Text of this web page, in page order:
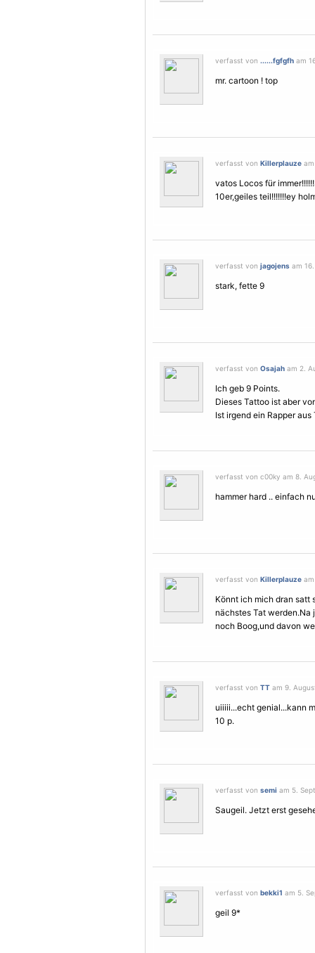
verfasst von ......fgfgfh am
mr. cartoon ! top
verfasst von Killerplauze
vatos Locos für
10er,geiles teil!!!!!!!ey
verfasst von jagojens am
stark, fette 9
verfasst von Osajah am 2.
Ich geb 9 Points.
Dieses Tattoo ist aber
Ist irgend ein Rapper aus
verfasst von c00ky am 8.
hammer hard .. einfach
verfasst von Killerplauze
Könnt ich mich dran satt
nächstes Tat werden.Na
noch Boog,und davon
verfasst von TT am 9.
uiiiii...echt genial...kann
10 p.
verfasst von semi am 5.
Saugeil. Jetzt erst
verfasst von bekki1 am 5.
geil 9*